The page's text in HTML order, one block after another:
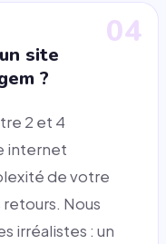
04
site
?
2 et 4
internet
de votre
Nous
irréalistes : un